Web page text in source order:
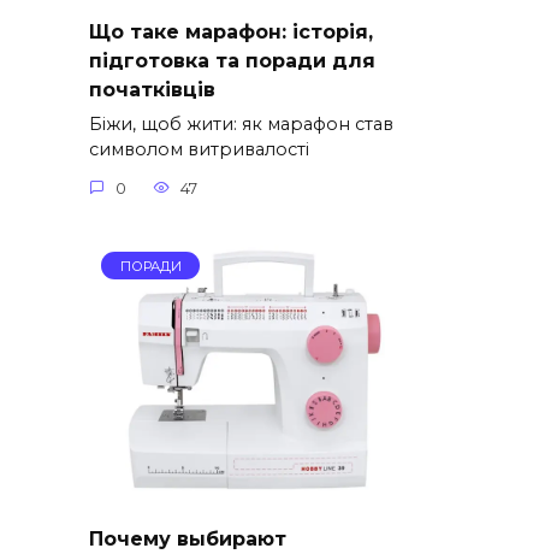
Що таке марафон: історія,
підготовка та поради для
початківців
Біжи, щоб жити: як марафон став
символом витривалості
0 47
ПОРАДИ
Почему выбирают